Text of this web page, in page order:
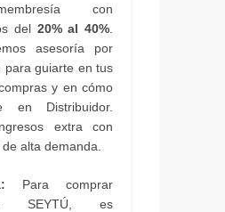
con
del 20% al 40%
asesoría por
para guiarte en tus
y en cómo
en Distribuidor.
extra con
alta demanda.
Para comprar
SEYTÚ, es